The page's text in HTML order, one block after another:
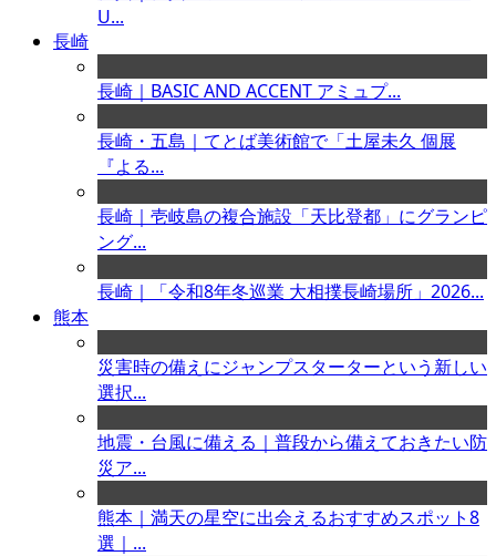
U...
長崎
長崎｜BASIC AND ACCENT アミュプ...
長崎・五島｜てとば美術館で「土屋未久 個展
『よる...
長崎｜壱岐島の複合施設「天比登都」にグランピ
ング...
長崎｜「令和8年冬巡業 大相撲長崎場所」2026...
熊本
災害時の備えにジャンプスターターという新しい
選択...
地震・台風に備える｜普段から備えておきたい防
災ア...
熊本｜満天の星空に出会えるおすすめスポット8
選｜...